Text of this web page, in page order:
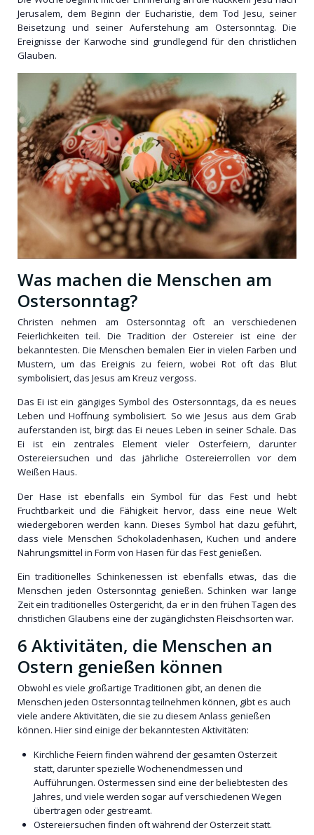
Jerusalem, dem Beginn der Eucharistie, dem Tod Jesu, seiner
Beisetzung und seiner Auferstehung am Ostersonntag. Die
Ereignisse der Karwoche sind grundlegend für den christlichen
Glauben.
Was machen die Menschen am
Ostersonntag?
Christen nehmen am Ostersonntag oft an verschiedenen
Feierlichkeiten teil. Die Tradition der Ostereier ist eine der
bekanntesten. Die Menschen bemalen Eier in vielen Farben und
Mustern, um das Ereignis zu feiern, wobei Rot oft das Blut
symbolisiert, das Jesus am Kreuz vergoss.
Das Ei ist ein gängiges Symbol des Ostersonntags, da es neues
Leben und Hoffnung symbolisiert. So wie Jesus aus dem Grab
auferstanden ist, birgt das Ei neues Leben in seiner Schale. Das
Ei ist ein zentrales Element vieler Osterfeiern, darunter
Ostereiersuchen und das jährliche Ostereierrollen vor dem
Weißen Haus.
Der Hase ist ebenfalls ein Symbol für das Fest und hebt
Fruchtbarkeit und die Fähigkeit hervor, dass eine neue Welt
wiedergeboren werden kann. Dieses Symbol hat dazu geführt,
dass viele Menschen Schokoladenhasen, Kuchen und andere
Nahrungsmittel in Form von Hasen für das Fest genießen.
Ein traditionelles Schinkenessen ist ebenfalls etwas, das die
Menschen jeden Ostersonntag genießen. Schinken war lange
Zeit ein traditionelles Ostergericht, da er in den frühen Tagen des
christlichen Glaubens eine der zugänglichsten Fleischsorten war.
6 Aktivitäten, die Menschen an
Ostern genießen können
Obwohl es viele großartige Traditionen gibt, an denen die
Menschen jeden Ostersonntag teilnehmen können, gibt es auch
viele andere Aktivitäten, die sie zu diesem Anlass genießen
können. Hier sind einige der bekanntesten Aktivitäten:
Kirchliche Feiern finden während der gesamten Osterzeit
statt, darunter spezielle Wochenendmessen und
Aufführungen. Ostermessen sind eine der beliebtesten des
Jahres, und viele werden sogar auf verschiedenen Wegen
übertragen oder gestreamt.
Ostereiersuchen finden oft während der Osterzeit statt.